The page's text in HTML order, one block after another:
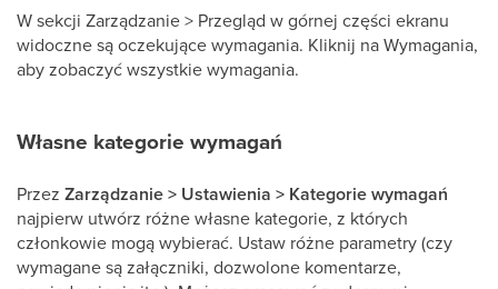
W sekcji Zarządzanie > Przegląd w górnej części ekranu
widoczne są oczekujące wymagania. Kliknij na Wymagania,
aby zobaczyć wszystkie wymagania.
Własne kategorie wymagań
Przez Zarządzanie> Ustawienia > Kategorie wymagań
najpierw utwórz różne własne kategorie, z których
członkowie mogą wybierać. Ustaw różne parametry (czy
wymagane są załączniki, dozwolone komentarze,